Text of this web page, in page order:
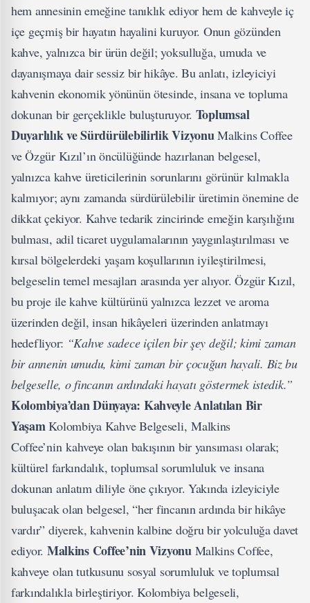
hem annesinin emeğine tanıklık ediyor hem de kahveyle iç
içe geçmiş bir hayatın hayalini kuruyor. Onun gözünden
kahve, yalnızca bir ürün değil; yoksulluğa, umuda ve
dayanışmaya dair sessiz bir hikâye. Bu anlatı, izleyiciyi
kahvenin ekonomik yönünün ötesinde, insana ve topluma
dokunan bir gerçeklikle buluşturuyor. Toplumsal
Duyarlılık ve Sürdürülebilirlik VizyonuMalkins Coffee
ve Özgür Kızıl’ın öncülüğünde hazırlanan belgesel,
yalnızca kahve üreticilerinin sorunlarını görünür kılmakla
kalmıyor; aynı zamanda sürdürülebilir üretimin önemine de
dikkat çekiyor. Kahve tedarik zincirinde emeğin karşılığını
bulması, adil ticaret uygulamalarının yaygınlaştırılması ve
kırsal bölgelerdeki yaşam koşullarının iyileştirilmesi,
belgeselin temel mesajları arasında yer alıyor. Özgür Kızıl,
bu proje ile kahve kültürünü yalnızca lezzet ve aroma
üzerinden değil, insan hikâyeleri üzerinden anlatmayı
hedefliyor: “Kahve sadece içilen bir şey değil; kimi zaman
bir annenin umudu, kimi zaman bir çocuğun hayali. Biz bu
belgeselle, o fincanın ardındaki hayatı göstermek istedik.”
Kolombiya’dan Dünyaya: Kahveyle Anlatılan Bir
YaşamKolombiya Kahve Belgeseli,Malkins
Coffee’ninkahveye olan bakışının bir yansıması olarak;
kültürel farkındalık, toplumsal sorumluluk ve insana
dokunan anlatım diliyle öne çıkıyor. Yakında izleyiciyle
buluşacak olan belgesel, “her fincanın ardında bir hikâye
vardır” diyerek, kahvenin kalbine doğru bir yolculuğa davet
ediyor. Malkins Coffee’nin VizyonuMalkins Coffee,
kahveye olan tutkusunu sosyal sorumluluk ve toplumsal
farkındalıkla birleştiriyor. Kolombiya belgeseli,